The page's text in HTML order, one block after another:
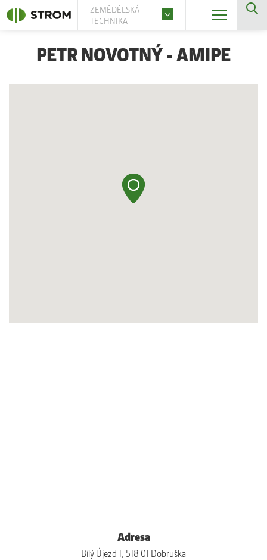
ZEMĚDĚLSKÁ
TECHNIKA
PETR NOVOTNÝ - AMIPE
Adresa
Bílý Újezd 1, 518 01 Dobruška